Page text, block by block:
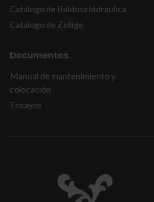
Catálogo de Baldosa hidráulica
Catálogo de Zellige
Documentos
Manual de mantenimiento y
colocación
Ensayos